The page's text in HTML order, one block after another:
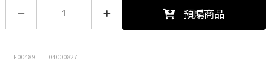
【加購價$10】喉力爽爽喉軟糖(枇
杷)12.5g
預購商品
F00489 04000827